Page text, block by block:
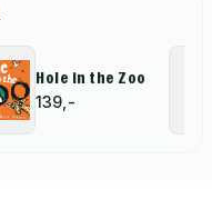
Hole in the Zoo
139,-